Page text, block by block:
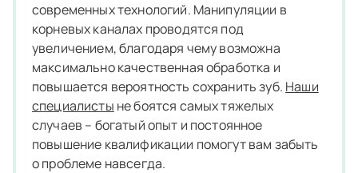
современных технологий. Манипуляции в
корневых каналах проводятся под
увеличением, благодаря чему возможна
максимально качественная обработка и
повышается вероятность сохранить зуб. Наши
специалисты не боятся самых тяжелых
случаев – богатый опыт и постоянное
повышение квалификации помогут вам забыть
о проблеме навсегда.